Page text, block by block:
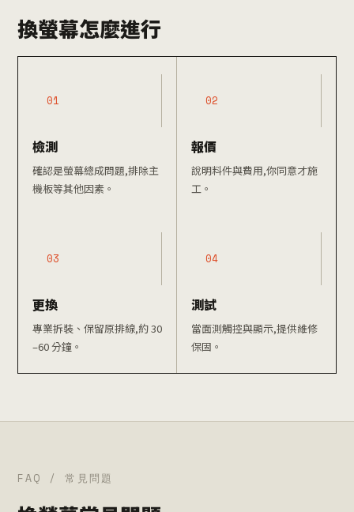
換螢幕怎麼進行
01
檢測
確認是螢幕總成問題,排除主
機板等其他因素。
02
報價
說明料件與費用,你同意才施
工。
03
更換
專業拆裝、保留原排線,約 30
–60 分鐘。
04
測試
當面測觸控與顯示,提供維修
保固。
FAQ / 常見問題